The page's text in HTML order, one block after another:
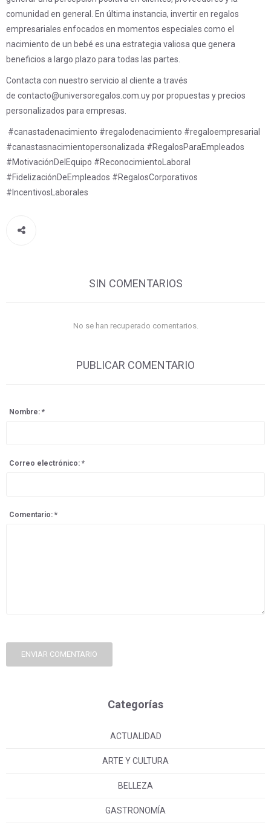
comunidad en general. En última instancia, invertir en regalos
empresariales enfocados en momentos especiales como el
nacimiento de un bebé es una estrategia valiosa que genera
beneficios a largo plazo para todas las partes.
Contacta con nuestro servicio al cliente a través
de contacto@universoregalos.com.uy por propuestas y precios
personalizados para empresas.
#canastadenacimiento #regalodenacimiento #regaloempresarial
#canastasnacimientopersonalizada #RegalosParaEmpleados
#MotivaciónDelEquipo #ReconocimientoLaboral
#FidelizaciónDeEmpleados #RegalosCorporativos
#IncentivosLaborales
SIN COMENTARIOS
No se han recuperado comentarios.
PUBLICAR COMENTARIO
Nombre: *
Correo electrónico: *
Comentario: *
ENVIAR COMENTARIO
Categorías
ACTUALIDAD
ARTE Y CULTURA
BELLEZA
GASTRONOMÍA